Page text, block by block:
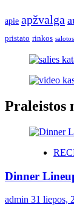
apie apžvalga
pristato rinkos salotos
Praleistos
Dinner
admin 31 liepos,